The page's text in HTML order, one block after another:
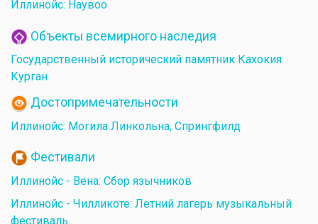
Иллинойс: Наувоо
Объекты всемирного наследия
Государственный исторический памятник Кахокия
Курган
Достопримечательности
Иллинойс: Могила Линкольна, Спрингфилд
Фестивали
Иллинойс - Вена: Сбор язычников
Иллинойс - Чилликоте: Летний лагерь музыкальный
фестиваль